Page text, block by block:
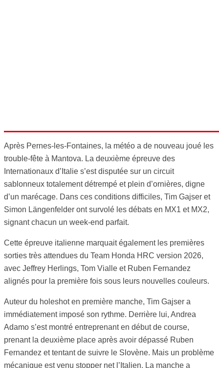
Après Pernes-les-Fontaines, la météo a de nouveau joué les
trouble-fête à Mantova. La deuxième épreuve des
Internationaux d’Italie s’est disputée sur un circuit
sablonneux totalement détrempé et plein d’ornières, digne
d’un marécage. Dans ces conditions difficiles, Tim Gajser et
Simon Längenfelder ont survolé les débats en MX1 et MX2,
signant chacun un week-end parfait.
Cette épreuve italienne marquait également les premières
sorties très attendues du Team Honda HRC version 2026,
avec Jeffrey Herlings, Tom Vialle et Ruben Fernandez
alignés pour la première fois sous leurs nouvelles couleurs.
Auteur du holeshot en première manche, Tim Gajser a
immédiatement imposé son rythme. Derrière lui, Andrea
Adamo s’est montré entreprenant en début de course,
prenant la deuxième place après avoir dépassé Ruben
Fernandez et tentant de suivre le Slovène. Mais un problème
mécanique est venu stopper net l’Italien. La manche a